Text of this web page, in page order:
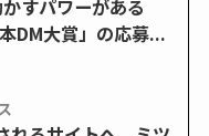
すパワーがある
DM大賞」の応募...